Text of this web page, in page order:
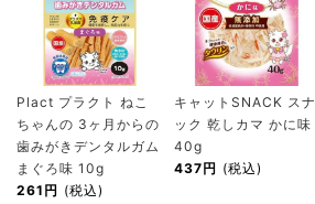
Plact プラクト ねこ
ちゃんの 3ヶ月からの
歯みがきデンタルガム
まぐろ味 10g
261円 (税込)
キャットSNACK スナ
ック 乾しカマ かに味
40g
437円 (税込)